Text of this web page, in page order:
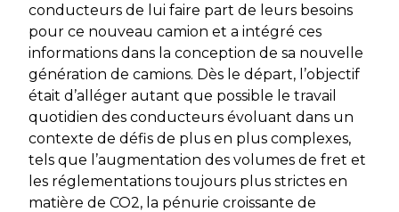
conducteurs de lui faire part de leurs besoins
pour ce nouveau camion et a intégré ces
informations dans la conception de sa nouvelle
génération de camions. Dès le départ, l’objectif
était d’alléger autant que possible le travail
quotidien des conducteurs évoluant dans un
contexte de défis de plus en plus complexes,
tels que l’augmentation des volumes de fret et
les réglementations toujours plus strictes en
matière de CO2, la pénurie croissante de